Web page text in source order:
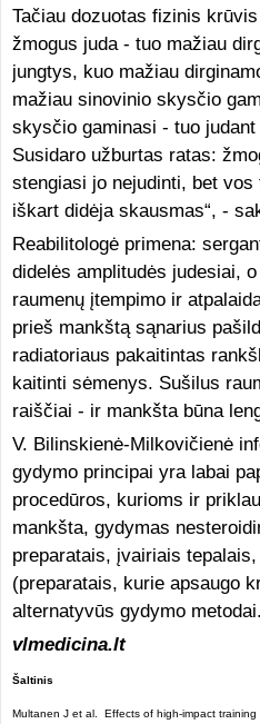
Tačiau dozuotas fizinis
žmogus juda - tuo mažiau
jungtys, kuo mažiau
mažiau sinovinio skysčio
skysčio gaminasi - tuo
Susidaro užburtas ratas:
stengiasi jo nejudinti, bet vos
iškart didėja skausmas“, -
Reabilitologė primena:
didelės amplitudės judesiai,
raumenų įtempimo ir
prieš mankštą sąnarius
radiatoriaus pakaitintas
kaitinti sėmenys. Sušilus
raiščiai - ir mankšta būna
V. Bilinskienė-Milkovičienė
gydymo principai yra labai
procedūros, kurioms ir
mankšta, gydymas
preparatais, įvairiais
(preparatais, kurie apsaugo
alternatyvūs gydymo metodai.
vlmedicina.lt
Šaltinis
Multanen J et al. Effects of high-impact